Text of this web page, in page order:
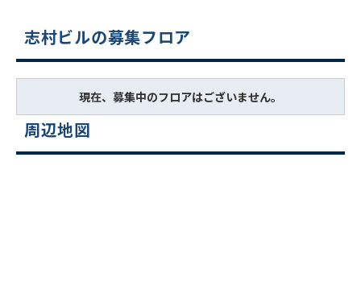
志村ビルの募集フロア
現在、募集中のフロアはございません。
周辺地図